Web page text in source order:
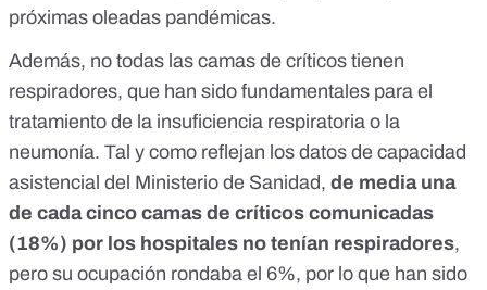
próximas oleadas pandémicas.
Además, no todas las camas de críticos tienen
respiradores, que han sido fundamentales para el
tratamiento de la insuficiencia respiratoria o la
neumonía. Tal y como reflejan los datos de capacidad
asistencial del Ministerio de Sanidad, de media una
de cada cinco camas de críticos comunicadas
(18%) por los hospitales no tenían respiradores,
pero su ocupación rondaba el 6%, por lo que han sido